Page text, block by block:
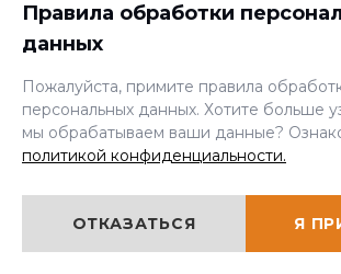
Правила обработки
данных
Пожалуйста, примите правила
персональных данных. Хотите больше
мы обрабатываем ваши данные?
политикой конфиденциальности.
ОТКАЗАТЬСЯ Я